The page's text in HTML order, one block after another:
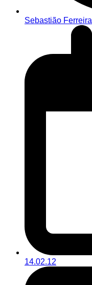
Sebastião Ferreira
14.02.12